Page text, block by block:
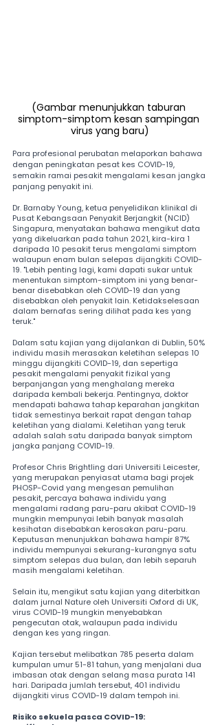
(Gambar menunjukkan taburan
simptom-simptom kesan sampingan
virus yang baru)
Para profesional perubatan melaporkan bahawa
dengan peningkatan pesat kes COVID-19,
semakin ramai pesakit mengalami kesan jangka
panjang penyakit ini.
Dr. Barnaby Young, ketua penyelidikan klinikal di
Pusat Kebangsaan Penyakit Berjangkit (NCID)
Singapura, menyatakan bahawa mengikut data
yang dikeluarkan pada tahun 2021, kira-kira 1
daripada 10 pesakit terus mengalami simptom
walaupun enam bulan selepas dijangkiti COVID-
19. "Lebih penting lagi, kami dapati sukar untuk
menentukan simptom-simptom ini yang benar-
benar disebabkan oleh COVID-19 dan yang
disebabkan oleh penyakit lain. Ketidakselesaan
dalam bernafas sering dilihat pada kes yang
teruk."
Dalam satu kajian yang dijalankan di Dublin, 50%
individu masih merasakan keletihan selepas 10
minggu dijangkiti COVID-19, dan sepertiga
pesakit mengalami penyakit fizikal yang
berpanjangan yang menghalang mereka
daripada kembali bekerja. Pentingnya, doktor
mendapati bahawa tahap keparahan jangkitan
tidak semestinya berkait rapat dengan tahap
keletihan yang dialami. Keletihan yang teruk
adalah salah satu daripada banyak simptom
jangka panjang COVID-19.
Profesor Chris Brightling dari Universiti Leicester,
yang merupakan penyiasat utama bagi projek
PHOSP-Covid yang mengesan pemulihan
pesakit, percaya bahawa individu yang
mengalami radang paru-paru akibat COVID-19
mungkin mempunyai lebih banyak masalah
kesihatan disebabkan kerosakan paru-paru.
Keputusan menunjukkan bahawa hampir 87%
individu mempunyai sekurang-kurangnya satu
simptom selepas dua bulan, dan lebih separuh
masih mengalami keletihan.
Selain itu, mengikut satu kajian yang diterbitkan
dalam jurnal Nature oleh Universiti Oxford di UK,
virus COVID-19 mungkin menyebabkan
pengecutan otak, walaupun pada individu
dengan kes yang ringan.
Kajian tersebut melibatkan 785 peserta dalam
kumpulan umur 51-81 tahun, yang menjalani dua
imbasan otak dengan selang masa purata 141
hari. Daripada jumlah tersebut, 401 individu
dijangkiti virus COVID-19 dalam tempoh ini.
Risiko sekuela pasca COVID-19: